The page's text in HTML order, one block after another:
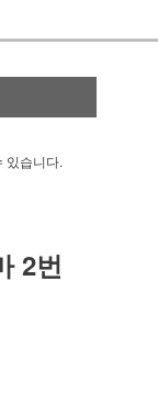
있습니다.
2번